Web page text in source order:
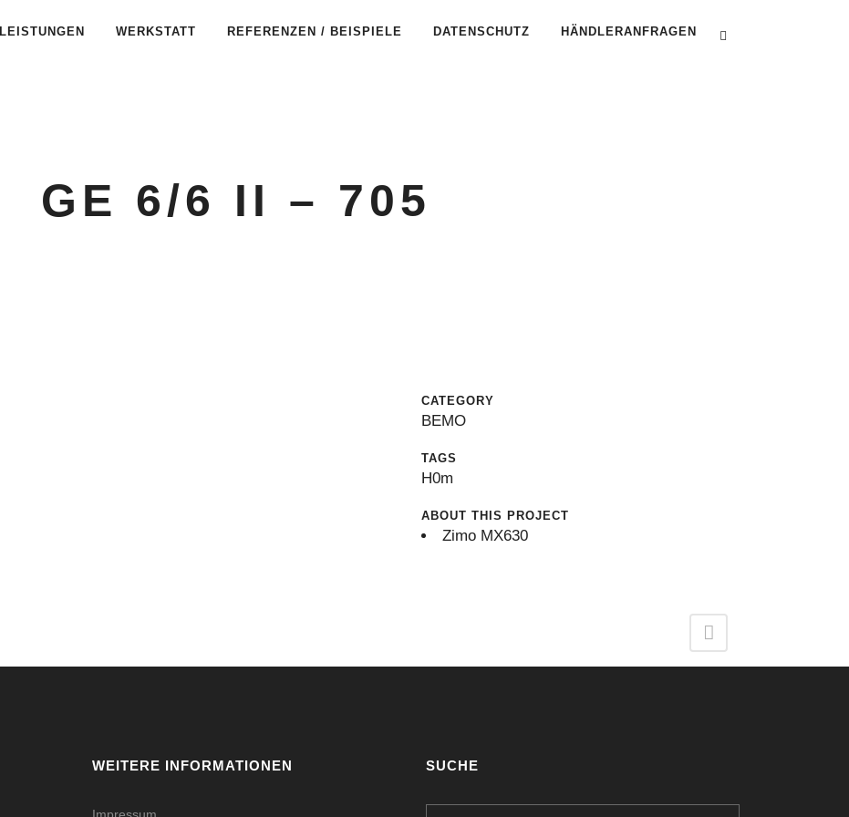
LEISTUNGEN WERKSTATT REFERENZEN / BEISPIELE DATENSCHUTZ HÄNDLERANFRAGEN
GE 6/6 II – 705
CATEGORY
BEMO
TAGS
H0m
ABOUT THIS PROJECT
Zimo MX630
WEITERE INFORMATIONEN SUCHE